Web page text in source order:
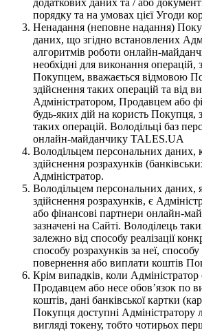
порядку та на умовах цієї Угоди
Ненадання (неповне надання)
даних, що згідно встановлених
алгоритмів роботи онлайн-
необхідні для виконання операцій,
Покупцем, вважається відмовою
здійснення таких операцій та від
Адміністратором, Продавцем або
будь-яких дій на користь Покупця,
таких операцій. Володільці баз
онлайн-майданчику TALES.UA
Володільцем персональних даних,
здійснення розрахунків
Адміністратор.
Володільцем персональних даних,
здійснення розрахунків, є
або фінансові партнери онлайн-
зазначені на Сайті. Володілець
залежно від способу реалізації
способу розрахунків за неї, способу
повернення або виплати коштів
Крім випадків, коли
Продавцем або несе обов’язок по
коштів, дані банківської картки
Покупця доступні Адміністратору
вигляді токену, тобто чотирьох